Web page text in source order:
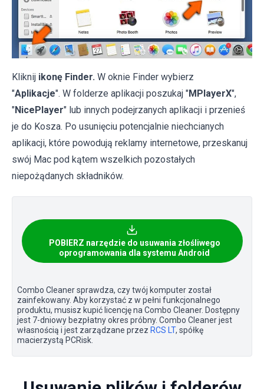
Kliknij ikonę Finder. W oknie Finder wybierz
"Aplikacje". W folderze aplikacji poszukaj "MPlayerX",
"NicePlayer" lub innych podejrzanych aplikacji i przenieś
je do Kosza. Po usunięciu potencjalnie niechcianych
aplikacji, które powodują reklamy internetowe, przeskanuj
swój Mac pod kątem wszelkich pozostałych
niepożądanych składników.
POBIERZ narzędzie do usuwania złośliwego
oprogramowania dla systemu Android
Combo Cleaner sprawdza, czy twój komputer został
zainfekowany. Aby korzystać z w pełni funkcjonalnego
produktu, musisz kupić licencję na Combo Cleaner. Dostępny
jest 7-dniowy bezpłatny okres próbny. Combo Cleaner jest
własnością i jest zarządzane przez RCS LT, spółkę
macierzystą PCRisk.